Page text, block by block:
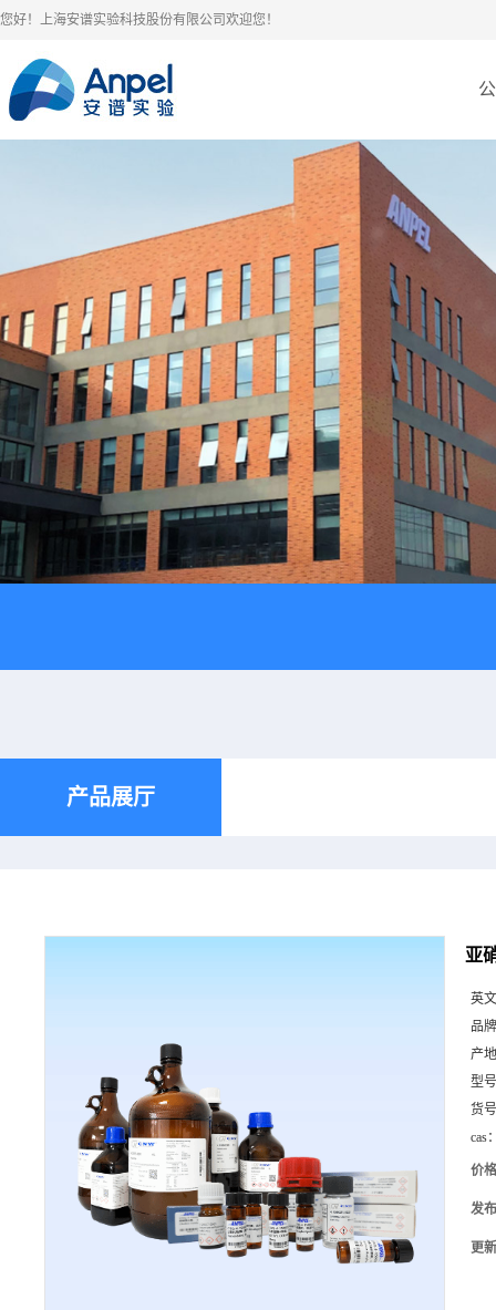
您好！上海安谱实验科技股份有限公司欢迎您！
产品展厅
亚
英
品
产
型
货
cas
价
发
更